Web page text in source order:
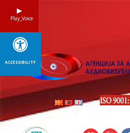
Play_Voice
ACCESSIBILITY